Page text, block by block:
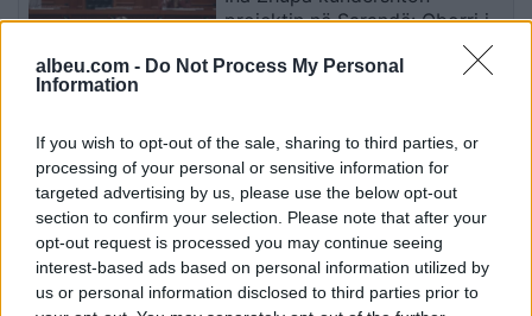
albeu.com - Do Not Process My Personal
Information
If you wish to opt-out of the sale, sharing to third parties, or
processing of your personal or sensitive information for
targeted advertising by us, please use the below opt-out
section to confirm your selection. Please note that after your
opt-out request is processed you may continue seeing
interest-based ads based on personal information utilized by
us or personal information disclosed to third parties prior to
projektin në Sarandë: Oborri i
gjimnazit “Hasan Tahsini” të
mos shndërrohet në parking
Gjatë testimeve, modelet e IA-
së krijuan identitete false për
të manipuluar persona realë